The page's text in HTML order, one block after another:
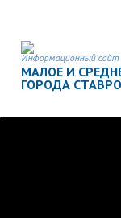
Информационный сайт
МАЛОЕ И
ГОРОДА